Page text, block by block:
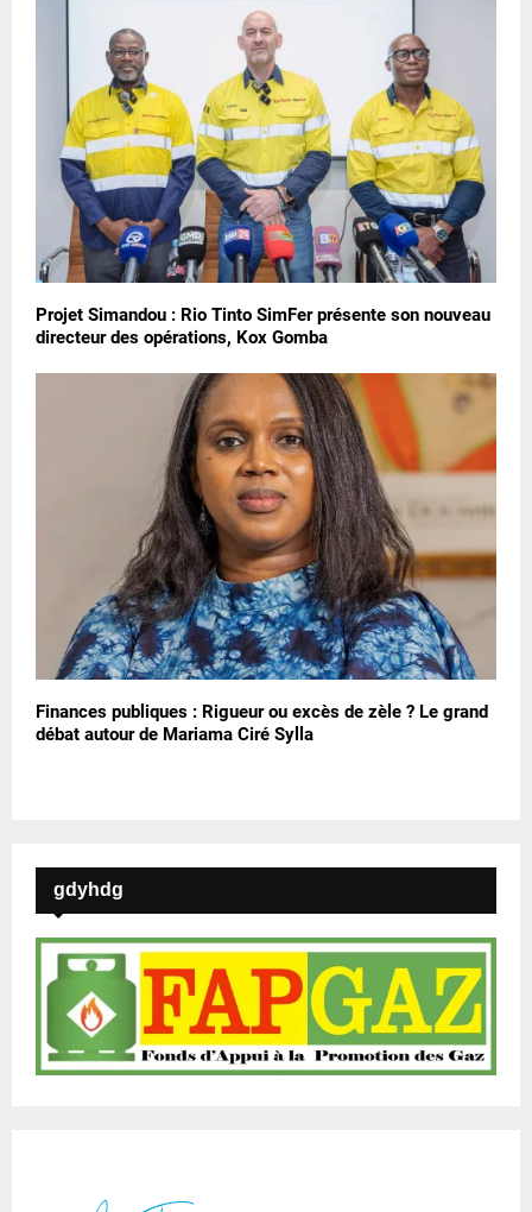
Projet Simandou : Rio Tinto SimFer présente son nouveau
directeur des opérations, Kox Gomba
Finances publiques : Rigueur ou excès de zèle ? Le grand
débat autour de Mariama Ciré Sylla
gdyhdg